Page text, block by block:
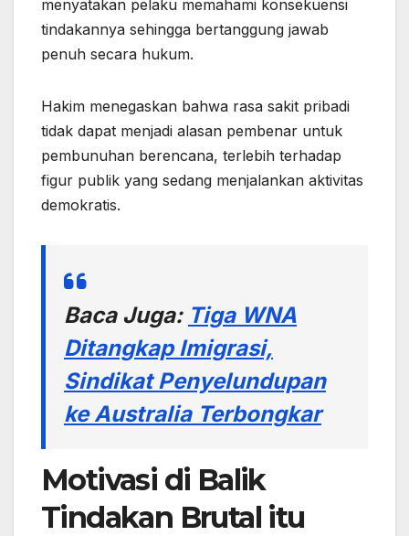
menyatakan pelaku memahami konsekuensi
tindakannya sehingga bertanggung jawab
penuh secara hukum.
Hakim menegaskan bahwa rasa sakit pribadi
tidak dapat menjadi alasan pembenar untuk
pembunuhan berencana, terlebih terhadap
figur publik yang sedang menjalankan aktivitas
demokratis.
Baca Juga: Tiga WNA
Ditangkap Imigrasi,
Sindikat Penyelundupan
ke Australia Terbongkar
Motivasi di Balik
Tindakan Brutal itu